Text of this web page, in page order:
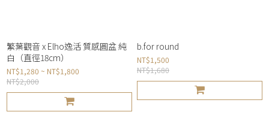
繁葉觀音 x Elho逸活 質感圓盆 純
白（直徑18cm）
NT$1,280 ~ NT$1,800
NT$2,000
b.for round
NT$1,500
NT$1,680